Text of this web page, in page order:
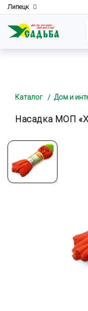
Липецк
Каталог Дом и
Насадка МОП